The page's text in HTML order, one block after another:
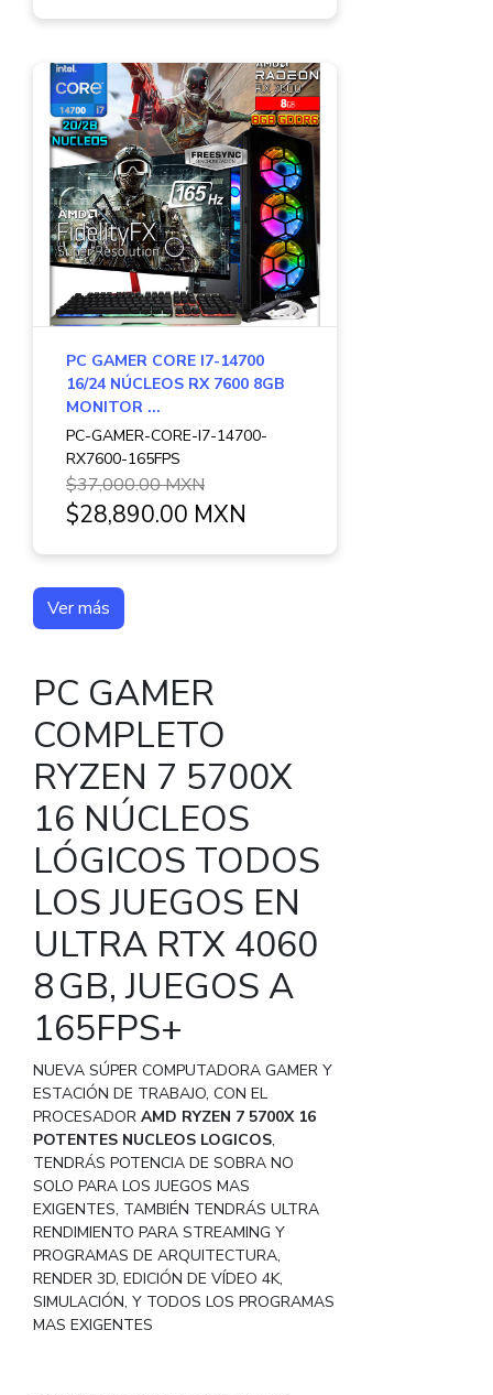
PC GAMER CORE I7-14700
16/24 NÚCLEOS RX 7600 8GB
MONITOR ...
PC-GAMER-CORE-I7-14700-
RX7600-165FPS
$37,000.00 MXN
$28,890.00 MXN
Ver más
PC GAMER
COMPLETO
RYZEN 7 5700X
16 NÚCLEOS
LÓGICOS TODOS
LOS JUEGOS EN
ULTRA RTX 4060
8 GB, JUEGOS A
165FPS+
NUEVA SÚPER COMPUTADORA GAMER Y
ESTACIÓN DE TRABAJO, CON EL
PROCESADOR AMD RYZEN 7 5700X 16
POTENTES NUCLEOS LOGICOS,
TENDRÁS POTENCIA DE SOBRA NO
SOLO PARA LOS JUEGOS MAS
EXIGENTES, TAMBIÉN TENDRÁS ULTRA
RENDIMIENTO PARA STREAMING Y
PROGRAMAS DE ARQUITECTURA,
RENDER 3D, EDICIÓN DE VÍDEO 4K,
SIMULACIÓN, Y TODOS LOS PROGRAMAS
MAS EXIGENTES